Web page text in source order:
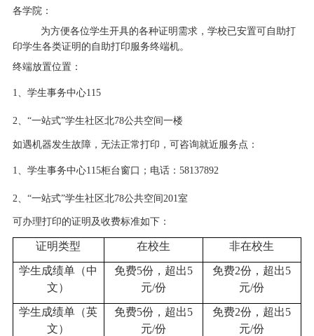
各学院：
为方便各位学生开具的各种证明需求，学校已安置可自助打
印学生各类证明的自助打印服务终端机。
终端放置位置：
1、 学生事务中心115
2、 “一站式”学生社区北78公共空间一楼
如遇机器发生故障，无法正常打印，可咨询就近服务点：
1、 学生事务中心115柜台窗口；电话： 58137892
2、 “一站式”学生社区北78公共空间201室
可办理打印的证明及收费标准如下：
证明类型 在校生 非在校生
学生成绩单（中
文）
免费5份，超出5
元/份
免费2份，超出5
元/份
学生成绩单（英
文）
免费5份，超出5
元/份
免费2份，超出5
元/份